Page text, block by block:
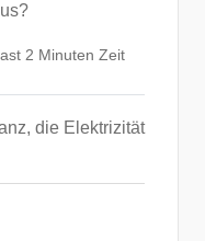
2 Minuten Zeit
die Elektrizität